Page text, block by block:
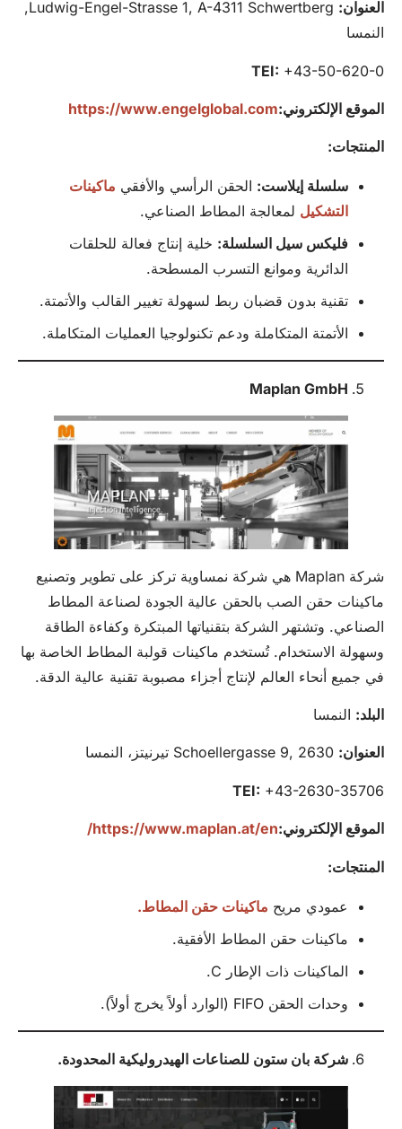
العنوان:
Ludwig-Engel-Strasse 1, A-4311 Schwertberg,
النمسا
TEI: +43-50-620-0
الموقع الإلكتروني:https://www.engelglobal.com
المنتجات:
سلسلة إيلاست: الحقن الرأسي والأفقي ماكينات
التشكيل لمعالجة المطاط الصناعي.
فليكس سيل السلسلة: خلية إنتاج فعالة للحلقات
الدائرية وموانع التسرب المسطحة.
تقنية بدون قضبان ربط لسهولة تغيير القالب والأتمتة.
الأتمتة المتكاملة ودعم تكنولوجيا العمليات المتكاملة.
Maplan GmbH
شركة Maplan هي شركة نمساوية تركز على تطوير وتصنيع
ماكينات حقن الصب بالحقن عالية الجودة لصناعة المطاط
الصناعي. وتشتهر الشركة بتقنياتها المبتكرة وكفاءة الطاقة
وسهولة الاستخدام. تُستخدم ماكينات قولبة المطاط الخاصة بها
في جميع أنحاء العالم لإنتاج أجزاء مصبوبة تقنية عالية الدقة.
البلد: النمسا
العنوان:
TEI: +43-2630-35706
الموقع الإلكتروني:https://www.maplan.at/en/
المنتجات:
عمودي مريح ماكينات حقن المطاط.
ماكينات حقن المطاط الأفقية.
الماكينات ذات الإطار C.
وحدات الحقن FIFO (الوارد أولاً يخرج أولاً).
شركة بان ستون للصناعات الهيدروليكية المحدودة.